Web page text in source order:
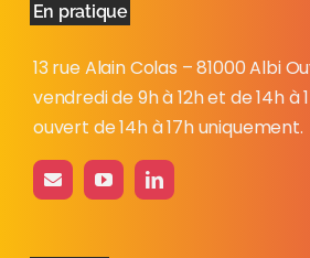
En pratique
13 rue Alain Colas – 81000 Albi
vendredi de 9h à 12h et de 14h à
ouvert de 14h à 17h uniquement.